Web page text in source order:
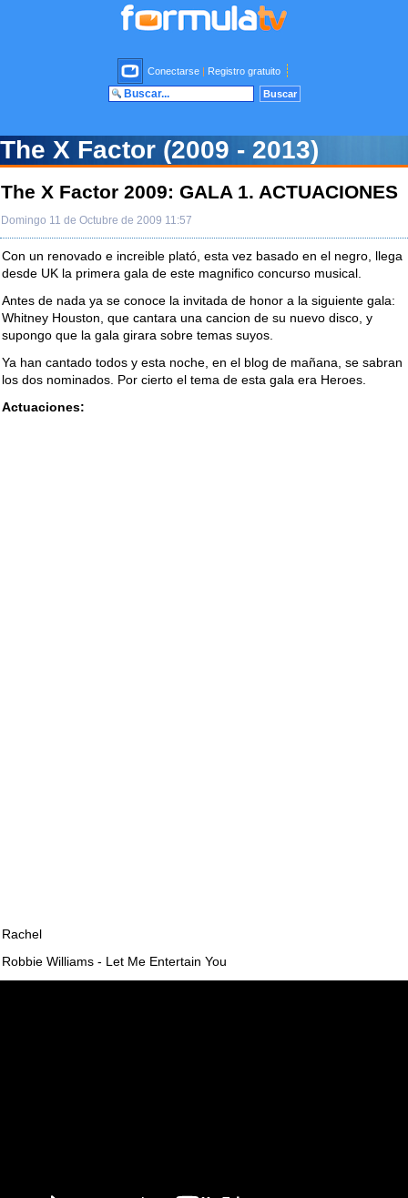
Conectarse | Registro gratuito
The X Factor (2009 - 2013)
The X Factor 2009: GALA 1. ACTUACIONES
Domingo 11 de Octubre de 2009 11:57
Con un renovado e increible plató, esta vez basado en el negro, llega
desde UK la primera gala de este magnifico concurso musical.
Antes de nada ya se conoce la invitada de honor a la siguiente gala:
Whitney Houston, que cantara una cancion de su nuevo disco, y
supongo que la gala girara sobre temas suyos.
Ya han cantado todos y esta noche, en el blog de mañana, se sabran
los dos nominados. Por cierto el tema de esta gala era Heroes.
Actuaciones:
Rachel
Robbie Williams - Let Me Entertain You